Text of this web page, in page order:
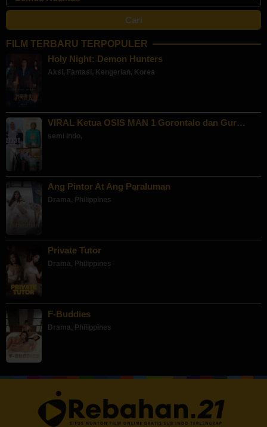
FILM TERBARU TERPOPULER
Holy Night: Demon Hunters
Aksi, Fantasi, Kengerian, Korea
VIRAL Ketua OSIS MAN 1 Gorontalo dan Gur…
semi indo,
Ang Pintor At Ang Paraluman
Drama, Philippines
Private Tutor
Drama, Philippines
F-Buddies
Drama, Philippines